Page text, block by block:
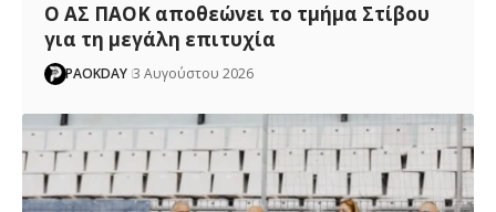
Ο ΑΣ ΠΑΟΚ αποθεώνει το τμήμα Στίβου
για τη μεγάλη επιτυχία
PAOKDAY 3 Αυγούστου 2026